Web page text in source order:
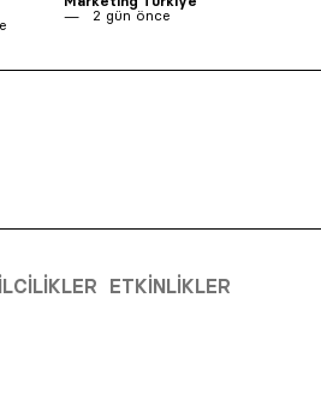
2 gün önce
ETKINLIKLER